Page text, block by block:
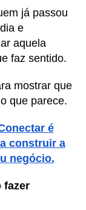
já passou
e
aquela
faz sentido.
mostrar que
que parece.
é
construir a
negócio.
fazer